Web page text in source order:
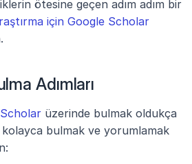
ötesine geçen adım adım bir
için Google Scholar
Adımları
üzerinde bulmak oldukça
bulmak ve yorumlamak